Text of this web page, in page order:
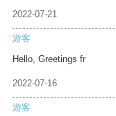
2022-07-21
游客
Hello, Greetings fr
2022-07-16
游客